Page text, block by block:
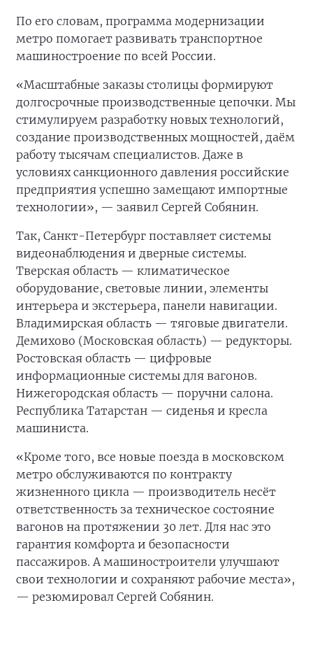
По его словам, программа модернизации
метро помогает развивать транспортное
машиностроение по всей России.
«Масштабные заказы столицы формируют
долгосрочные производственные цепочки. Мы
стимулируем разработку новых технологий,
создание производственных мощностей, даём
работу тысячам специалистов. Даже в
условиях санкционного давления российские
предприятия успешно замещают импортные
технологии», — заявил Сергей Собянин.
Так, Санкт-Петербург поставляет системы
видеонаблюдения и дверные системы.
Тверская область — климатическое
оборудование, световые линии, элементы
интерьера и экстерьера, панели навигации.
Владимирская область — тяговые двигатели.
Демихово (Московская область) — редукторы.
Ростовская область — цифровые
информационные системы для вагонов.
Нижегородская область — поручни салона.
Республика Татарстан — сиденья и кресла
машиниста.
«Кроме того, все новые поезда в московском
метро обслуживаются по контракту
жизненного цикла — производитель несёт
ответственность за техническое состояние
вагонов на протяжении 30 лет. Для нас это
гарантия комфорта и безопасности
пассажиров. А машиностроители улучшают
свои технологии и сохраняют рабочие места»,
— резюмировал Сергей Собянин.